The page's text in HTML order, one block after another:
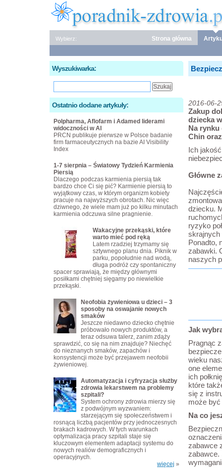
Wybierz: Strona główna
2016-06-
Zakup
dziecka
Na
Chin
Ich
Główne
dziecku.
ryzyko
skrajnych
Ponadto,
zabawki.
naszych
Jak
Pragnąc
wieku
one
ich
które
się z
może
Na co
zabawce
zabawce.
Wyszukiwarka:
Ostatnio dodane artykuły:
Polpharma, Aflofarm i Adamed liderami
widoczności w AI
PRCN publikuje pierwsze w Polsce badanie
firm farmaceutycznych na bazie AI Visibility
Index
1-7 sierpnia – Światowy Tydzień Karmienia
Piersią
Dlaczego podczas karmienia piersią tak
bardzo chce Ci się pić? Karmienie piersią to
wyjątkowy czas, w którym organizm kobiety
pracuje na najwyższych obrotach. Nic więc
dziwnego, że wiele mam już po kilku minutach
karmienia odczuwa silne pragnienie.
Wakacyjne przekąski, które
warto mieć pod ręką
Latem rzadziej trzymamy się
sztywnego planu dnia. Piknik w
parku, popołudnie nad wodą,
długa podróż czy spontaniczny
spacer sprawiają, że między głównymi
posiłkami chętniej sięgamy po niewielkie
przekąski.
Neofobia żywieniowa u dzieci – 3
sposoby na oswajanie nowych
smaków
Jeszcze niedawno dziecko chętnie
próbowało nowych produktów, a
teraz odsuwa talerz, zanim zdąży
sprawdzić, co się na nim znajduje? Niechęć
do nieznanych smaków, zapachów i
konsystencji może być przejawem neofobii
żywieniowej.
Automatyzacja i cyfryzacja służby
zdrowia lekarstwem na problemy
szpitali?
System ochrony zdrowia mierzy się
z podwójnym wyzwaniem:
starzejącym się społeczeństwem i
rosnącą liczbą pacjentów przy jednoczesnych
brakach kadrowych. W tych warunkach
optymalizacja pracy szpitali staje się
kluczowym elementem adaptacji systemu do
nowych realiów demograficznych i
operacyjnych.
więcej »